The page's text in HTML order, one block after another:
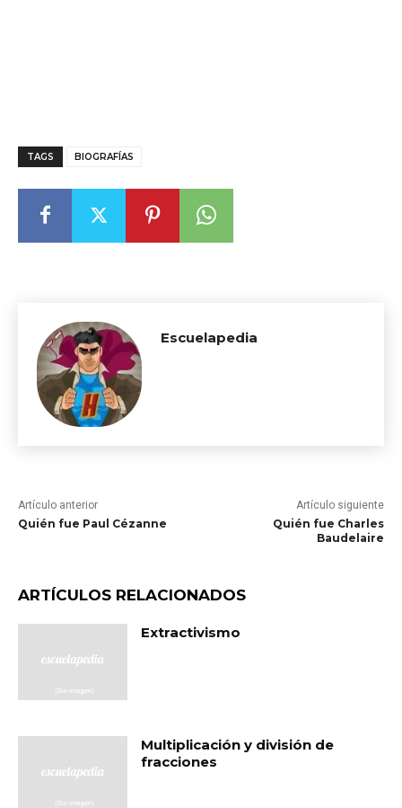
TAGS BIOGRAFÍAS
Escuelapedia
Artículo anterior
Quién fue Paul Cézanne
Artículo siguiente
Quién fue Charles
Baudelaire
ARTÍCULOS RELACIONADOS
Extractivismo
Multiplicación y división de
fracciones